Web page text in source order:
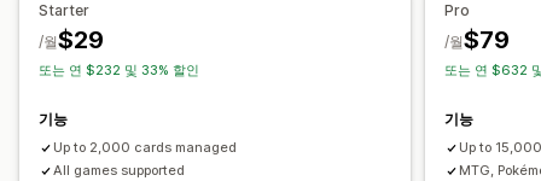
Starter
$29
/월
또는 연 $232 및 33% 할인
기능
Up to 2,000 cards managed
All games supported
Pro
$79
/월
또는 연 $632
기능
Up to
MTG,